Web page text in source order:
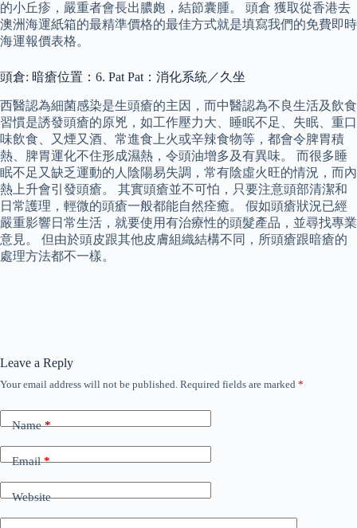
的小丘疹，嚴重者會長出膿皰，結節囊腫。 頭倉 獲取從香港去
澳洲海運紙箱的最精準價格的最佳方式就是填寫我們的免費即時
海運報價表格。
頭倉: 暗瘡位置：6. Pat Pat：消化系統／久坐
西醫認為細菌感染是生頭瘡的主因，而中醫認為不良生活及飲食
習慣是誘發頭瘡的原兇，如工作壓力大、睡眠不足、失眠、重口
味飲食、又煙又酒、常進食上火或辛辣食物等，都會令脾胃積
熱、脾胃運化不住形成濕熱，令頭油增多及有異味。 而很多睡
眠不足又缺乏運動的人陰陽易失調，常有陰虛火旺的情況，而內
熱上升會引發頭瘡。 其實頭瘡並不可怕，只要注意頭部清潔和
日常護理，輕微的頭瘡一般都能自然痊癒。 假如頭瘡狀況已經
嚴重影響日常生活，就要使用有治療性的頭髮產品，並尋找專業
意見。 但由於頭皮跟其他皮膚組織結構不同，所頭瘡跟暗瘡的
處理方法都不一樣。
Leave a Reply
Your email address will not be published. Required fields are marked *
Name*
Email*
Website